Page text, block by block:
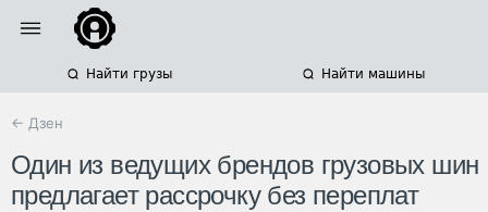
Найти грузы Найти машины
← Дзен
Один из ведущих брендов грузовых шин
предлагает рассрочку без переплат